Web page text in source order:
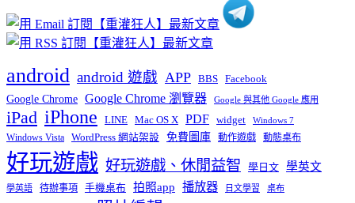
android android 遊戲 APP BBS Facebook
Google Chrome Google Chrome 瀏覽器 Google 與其他 Google 應用
iPad iPhone LINE Mac OS X PDF widget Windows 7
Windows Vista WordPress 網站架設 免費圖庫 動作遊戲 動態桌布
好玩遊戲 好玩遊戲、休閒益智 學日文 學英文
學英語 待辦事項 手機桌布 拍照app 播放器 日文學習 桌布